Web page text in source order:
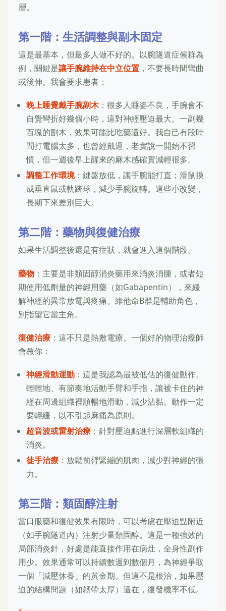
層。
第一階：生活調整與副木固定
這是最基本，但最多人做不好的。以腕隧道症候群為
例，關鍵是讓手腕維持在中立位置 ，不要長時間彎曲
或後伸。我會要求患者：
晚上睡覺戴手腕副木：很多人睡姿不良，手腕會不
自覺彎折好幾個小時，這對神經壓迫最大。一副幾
百塊的副木，效果可能比吃藥還好。我自己有段時
間打電腦太多，也曾經戴過，老實說一開始不習
慣，但一週後早上醒來的麻木感確實減輕很多。
調整工作環境：鍵盤放低，讓手腕能打直；滑鼠換
成垂直鼠或軌跡球，減少手腕旋轉。這些小改變，
長期下來差別巨大。
第二階：藥物與復健治療
如果生活調整後還是有症狀，就會進入這個階段。
藥物 ：主要是非類固醇消炎藥用來消炎消腫，或者短
期使用低劑量的神經用藥（如Gabapentin），來緩
解神經的異常放電與疼痛。維他命B群是輔助角色，
別指望它當主角。
復健治療 ：這不只是熱敷電療。一個好的物理治療師
會教你：
神經滑動運動 ：這是我認為最被低估的復健動作。
輕輕地、有節奏地活動手臂和手指，讓被卡住的神
經在周邊組織裡順暢地滑動，減少沾黏。動作一定
要輕緩，以不引起麻痛為原則。
超音波或雷射治療 ：針對壓迫點進行深層軟組織的
消炎。
徒手治療 ：放鬆前臂緊繃的肌肉，減少對神經的張
力。
第三階：類固醇注射
當口服藥和復健效果有限時，可以考慮在壓迫點附近
（如手腕隧道內）注射少量類固醇。這是一種強效的
局部消炎針，好處是能直接作用在病灶，全身性副作
用少。效果通常可以持續數週到數個月，為神經爭取
一個「減壓休養」的黃金期。但這不是根治，如果壓
迫的結構問題（如韌帶太厚）還在，復發機率不低。